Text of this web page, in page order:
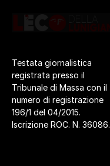
Testata giornalistica
registrata presso il
Tribunale di Massa con il
numero di registrazione
196/1 del 04/2015.
Iscrizione ROC. N. 36086.